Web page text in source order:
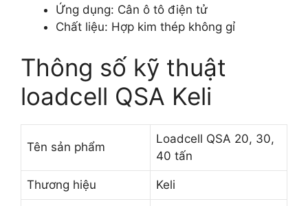
Ứng dụng: Cân ô tô điện tử
Chất liệu: Hợp kim thép không gỉ
Thông số kỹ thuật
loadcell QSA Keli
Tên sản phẩm
Loadcell QSA 20, 30,
40 tấn
Thương hiệu Keli